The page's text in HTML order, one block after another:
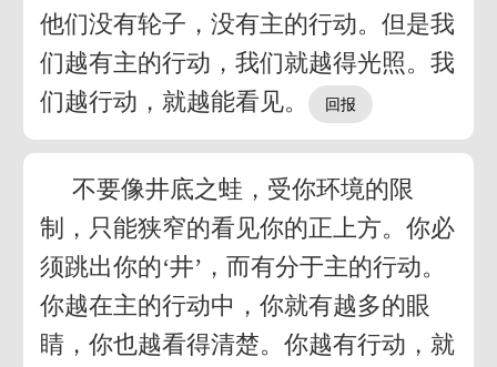
他们没有轮子，没有主的行动。但是我
们越有主的行动，我们就越得光照。我
们越行动，就越能看见。
不要像井底之蛙，受你环境的限
制，只能狭窄的看见你的正上方。你必
须跳出你的‘井’，而有分于主的行动。
你越在主的行动中，你就有越多的眼
睛，你也越看得清楚。你越有行动，就